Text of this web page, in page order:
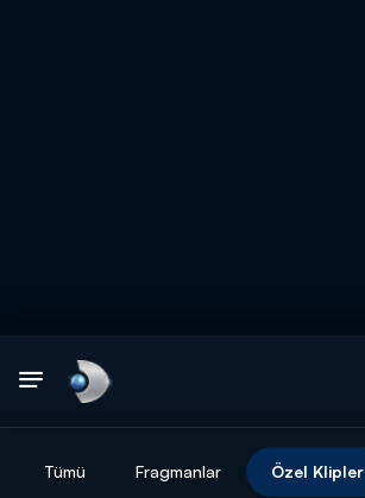
Tümü Fragmanlar Özel Klipler